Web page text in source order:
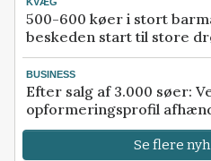
500-600 køer i stort
beskeden start til store
BUSINESS
Efter salg af 3.000 søer:
opformeringsprofil
Se flere